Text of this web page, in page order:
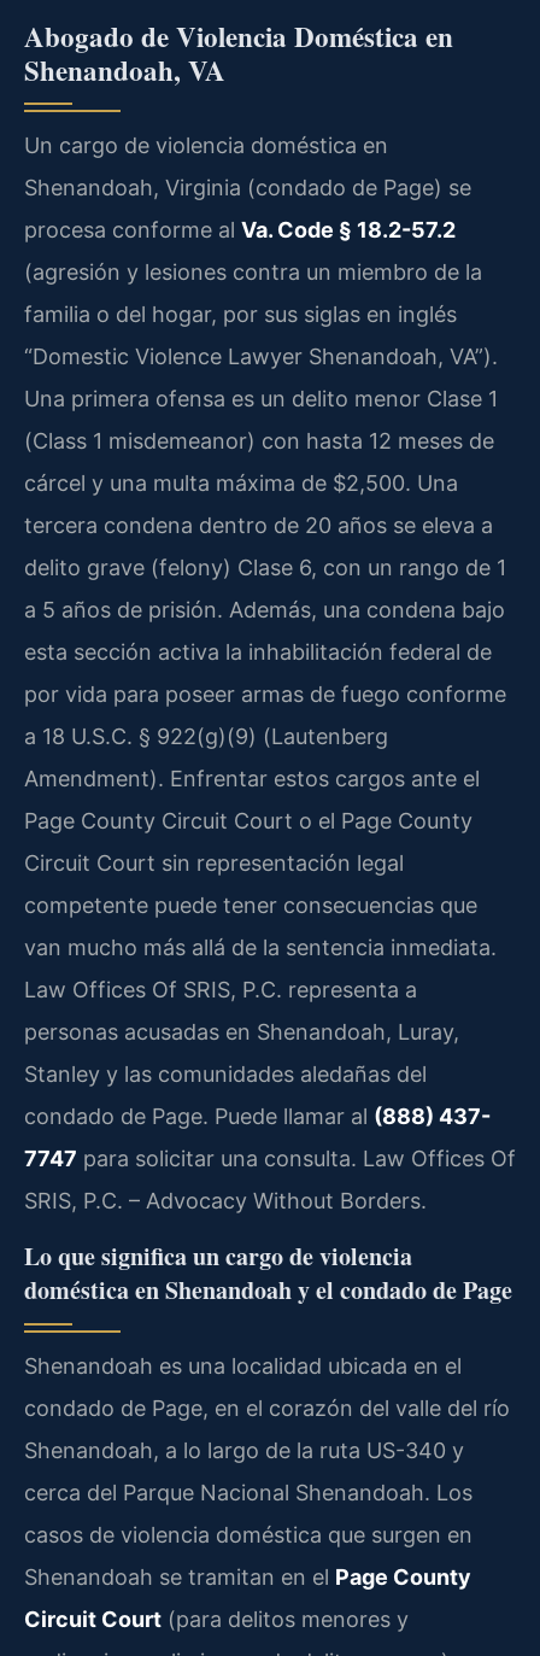
Abogado de Violencia Doméstica en
Shenandoah, VA
Un cargo de violencia doméstica en
Shenandoah, Virginia (condado de Page) se
procesa conforme al Va. Code § 18.2-57.2
(agresión y lesiones contra un miembro de la
familia o del hogar, por sus siglas en inglés
“Domestic Violence Lawyer Shenandoah, VA”).
Una primera ofensa es un delito menor Clase 1
(Class 1 misdemeanor) con hasta 12 meses de
cárcel y una multa máxima de $2,500. Una
tercera condena dentro de 20 años se eleva a
delito grave (felony) Clase 6, con un rango de 1
a 5 años de prisión. Además, una condena bajo
esta sección activa la inhabilitación federal de
por vida para poseer armas de fuego conforme
a 18 U.S.C. § 922(g)(9) (Lautenberg
Amendment). Enfrentar estos cargos ante el
Page County Circuit Court o el Page County
Circuit Court sin representación legal
competente puede tener consecuencias que
van mucho más allá de la sentencia inmediata.
Law Offices Of SRIS, P.C. representa a
personas acusadas en Shenandoah, Luray,
Stanley y las comunidades aledañas del
condado de Page. Puede llamar al (888) 437-
7747 para solicitar una consulta. Law Offices Of
SRIS, P.C. – Advocacy Without Borders.
Lo que significa un cargo de violencia
doméstica en Shenandoah y el condado de Page
Shenandoah es una localidad ubicada en el
condado de Page, en el corazón del valle del río
Shenandoah, a lo largo de la ruta US-340 y
cerca del Parque Nacional Shenandoah. Los
casos de violencia doméstica que surgen en
Shenandoah se tramitan en el Page County
Circuit Court (para delitos menores y